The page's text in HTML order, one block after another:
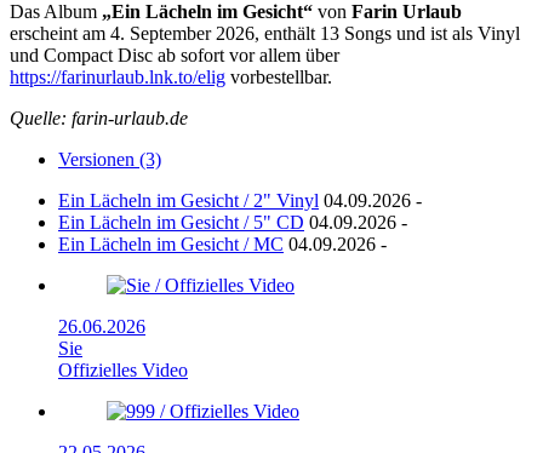
Das Album „Ein Lächeln im Gesicht“ von Farin Urlaub
erscheint am 4. September 2026, enthält 13 Songs und ist als Vinyl
und Compact Disc ab sofort vor allem über
https://farinurlaub.lnk.to/elig vorbestellbar.
Quelle: farin-urlaub.de
Versionen (3)
Ein Lächeln im Gesicht / 2" Vinyl 04.09.2026 -
Ein Lächeln im Gesicht / 5" CD 04.09.2026 -
Ein Lächeln im Gesicht / MC 04.09.2026 -
26.06.2026
Sie
Offizielles Video